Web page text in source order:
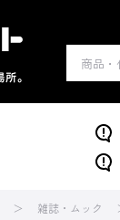
雑誌・ムック